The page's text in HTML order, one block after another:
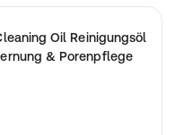
Oil Reinigungsöl
& Porenpflege
Make-up & Talg gründlich,